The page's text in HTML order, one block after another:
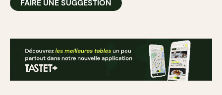
FAIRE UNE SUGGESTION